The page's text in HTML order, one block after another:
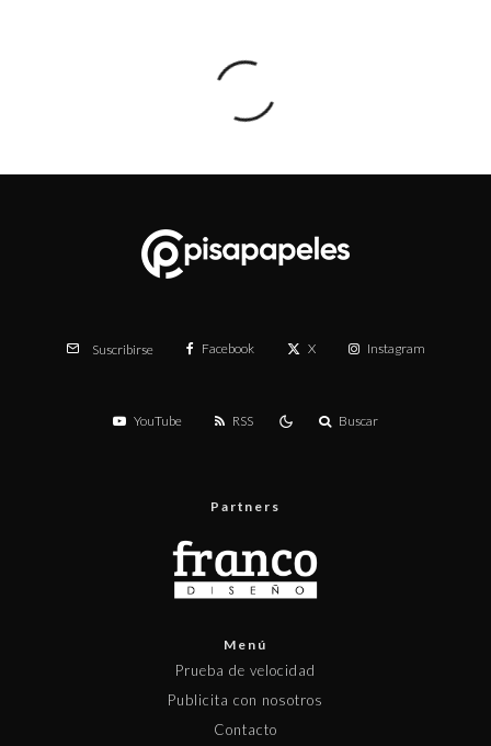
Suscribirse Facebook X Instagram
YouTube RSS Buscar
Partners
Menú
Prueba de velocidad
Publicita con nosotros
Contacto